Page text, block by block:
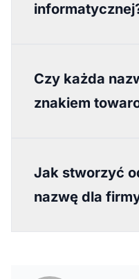
Czy każda
znakiem
Jak stworzyć
nazwę dla